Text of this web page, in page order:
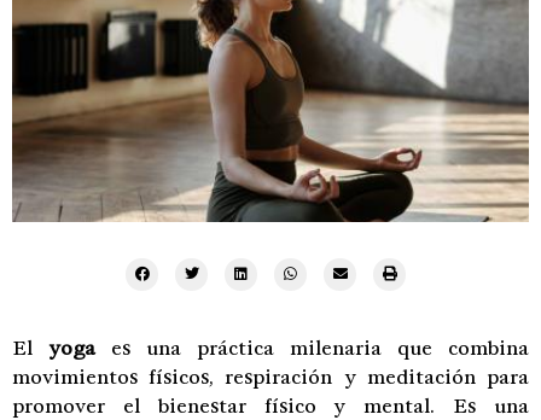
El yogaes una práctica milenaria que combina
movimientos físicos, respiración y meditación para
promover el bienestar físico y mental. Es una